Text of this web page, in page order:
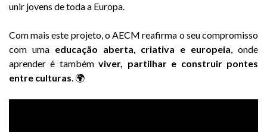
unir jovens de toda a Europa.
Com mais este projeto, o AECM reafirma o seu compromisso
com uma educação aberta, criativa e europeia, onde
aprender é tambémviver, partilhar e construir pontes
entre culturas. 🌍